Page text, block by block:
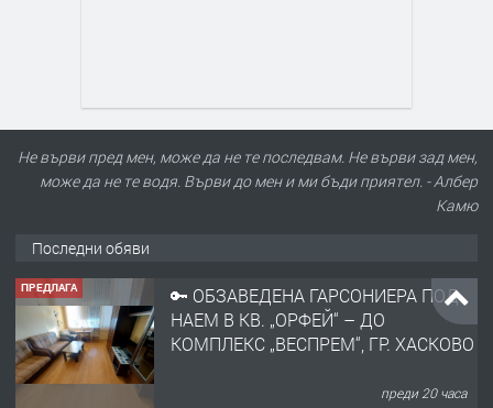
Не върви пред мен, може да не те последвам. Не върви зад мен,
може да не те водя. Върви до мен и ми бъди приятел. - Албер
Камю
Последни обяви
ПРЕДЛАГА
🔑 ОБЗАВЕДЕНА ГАРСОНИЕРА ПОД
НАЕМ В КВ. „ОРФЕЙ“ – ДО
КОМПЛЕКС „ВЕСПРЕМ“, ГР. ХАСКОВО
преди 20 часа